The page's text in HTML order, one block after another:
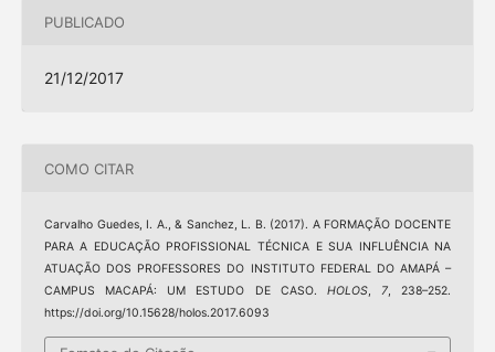
PUBLICADO
21/12/2017
COMO CITAR
Carvalho Guedes, I. A., & Sanchez, L. B. (2017). A FORMAÇÃO DOCENTE
PARA A EDUCAÇÃO PROFISSIONAL TÉCNICA E SUA INFLUÊNCIA NA
ATUAÇÃO DOS PROFESSORES DO INSTITUTO FEDERAL DO AMAPÁ –
CAMPUS MACAPÁ: UM ESTUDO DE CASO. HOLOS, 7, 238–252.
https://doi.org/10.15628/holos.2017.6093